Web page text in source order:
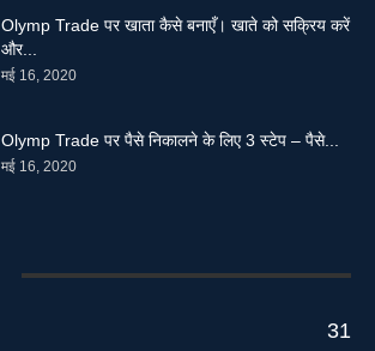
Olymp Trade पर खाता कैसे बनाएँ। खाते को सक्रिय करें
और...
मई 16, 2020
Olymp Trade पर पैसे निकालने के लिए 3 स्टेप – पैसे...
मई 16, 2020
31